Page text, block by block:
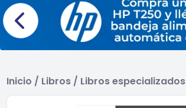
Inicio / Libros / Libros especializados